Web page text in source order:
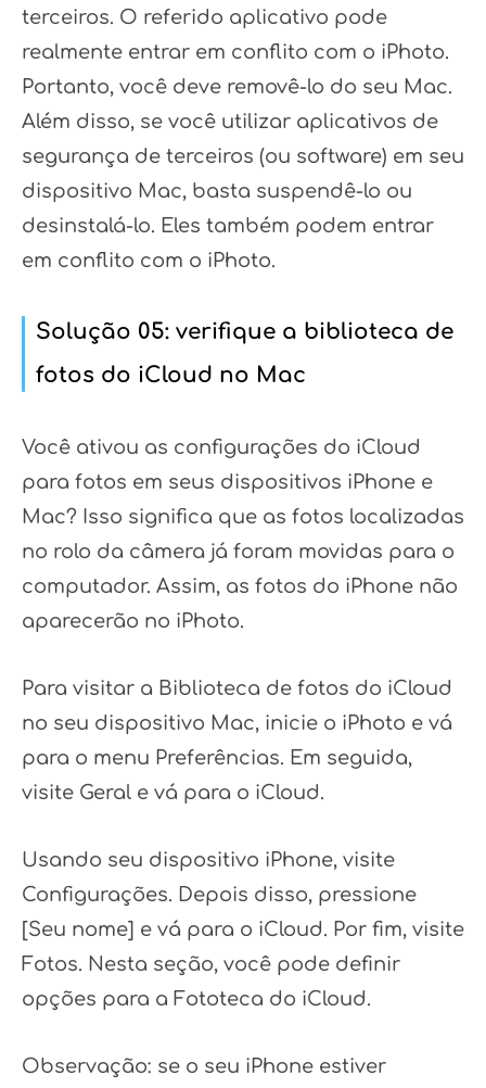
terceiros. O referido aplicativo pode
realmente entrar em conflito com o iPhoto.
Portanto, você deve removê-lo do seu Mac.
Além disso, se você utilizar aplicativos de
segurança de terceiros (ou software) em seu
dispositivo Mac, basta suspendê-lo ou
desinstalá-lo. Eles também podem entrar
em conflito com o iPhoto.
Solução 05: verifique a biblioteca de
fotos do iCloud no Mac
Você ativou as configurações do iCloud
para fotos em seus dispositivos iPhone e
Mac? Isso significa que as fotos localizadas
no rolo da câmera já foram movidas para o
computador. Assim, as fotos do iPhone não
aparecerão no iPhoto.
Para visitar a Biblioteca de fotos do iCloud
no seu dispositivo Mac, inicie o iPhoto e vá
para o menu Preferências. Em seguida,
visite Geral e vá para o iCloud.
Usando seu dispositivo iPhone, visite
Configurações. Depois disso, pressione
[Seu nome] e vá para o iCloud. Por fim, visite
Fotos. Nesta seção, você pode definir
opções para a Fototeca do iCloud.
Observação: se o seu iPhone estiver